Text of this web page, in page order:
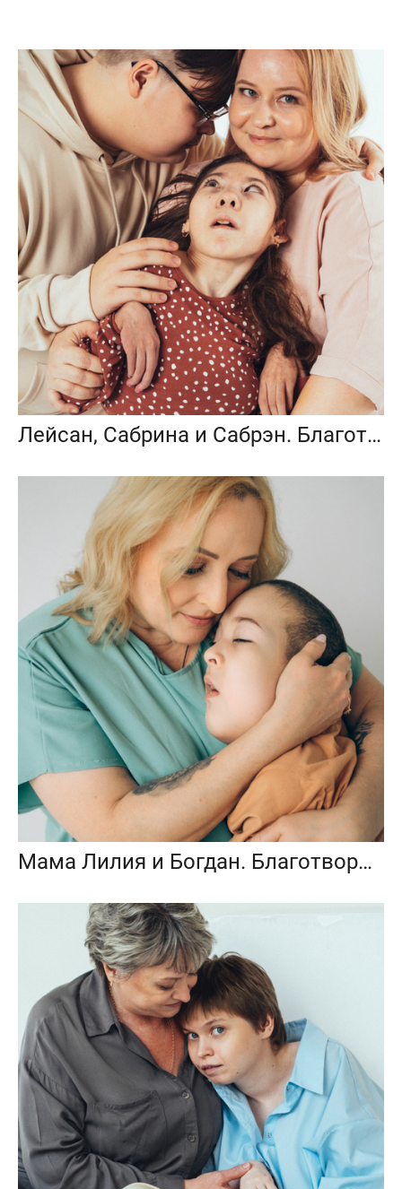
Лейсан, Сабрина и Сабрэн. Благотворительный фотопроект «Любить до неба»
Мама Лилия и Богдан. Благотворительный фотопроект «Любить до неба»